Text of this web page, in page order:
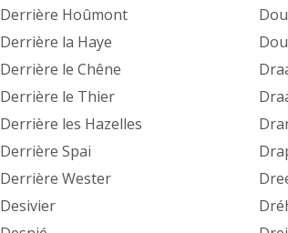
Derrière Hoûmont
Derrière la Haye
Derrière le Chêne
Derrière le Thier
Derrière les Hazelles
Derrière Spai
Derrière Wester
Desivier